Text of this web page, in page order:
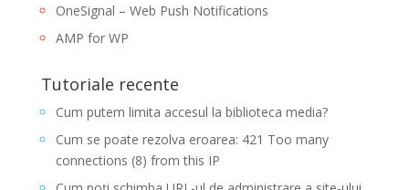
OneSignal – Web Push Notifications
AMP for WP
Tutoriale recente
Cum putem limita accesul la biblioteca media?
Cum se poate rezolva eroarea: 421 Too many
connections (8) from this IP